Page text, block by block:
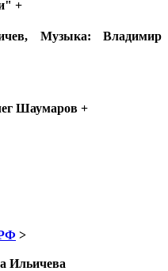
+
Музыка: Владимир
Шаумаров +
>
Ильичева